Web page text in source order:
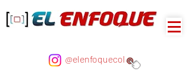
@elenfoquecol